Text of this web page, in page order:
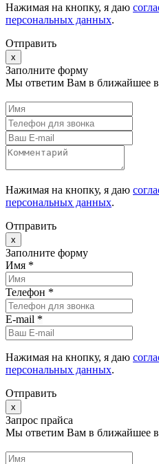
Нажимая на кнопку, я даю
персональных данных.
Отправить
x
Заполните форму
Мы ответим Вам в ближайшее
Нажимая на кнопку, я даю
персональных данных.
Отправить
x
Заполните форму
Имя *
Телефон *
E-mail *
Нажимая на кнопку, я даю
персональных данных.
Отправить
x
Запрос прайса
Мы ответим Вам в ближайшее